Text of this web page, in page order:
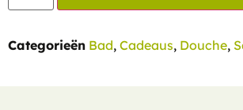
Categorieën Bad, Cadeaus, Douche,